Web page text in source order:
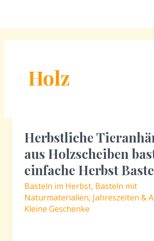
Holz
Herbstliche
aus Holzscheiben
einfache Herbst
Basteln im Herbst, Basteln mit
Naturmaterialien, Jahreszeiten &
Kleine Geschenke